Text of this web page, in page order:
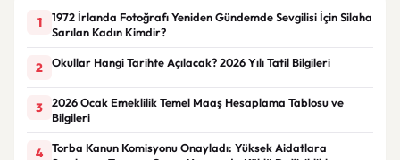
1
1972 İrlanda Fotoğrafı Yeniden Gündemde Sevgilisi İçin Silaha
Sarılan Kadın Kimdir?
2 Okullar Hangi Tarihte Açılacak? 2026 Yılı Tatil Bilgileri
3
2026 Ocak Emeklilik Temel Maaş Hesaplama Tablosu ve
Bilgileri
4
Torba Kanun Komisyonu Onayladı: Yüksek Aidatlara